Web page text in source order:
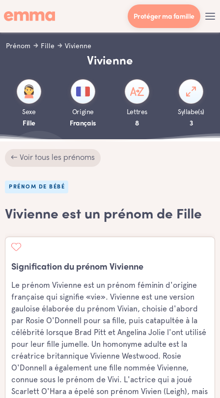
Protéger ma famille
Prénom Fille Vivienne
Vivienne
Sexe
Fille
Origine
Français
Lettres
8
Syllabe(s)
3
← Voir tous les prénoms
PRÉNOM DE BÉBÉ
Vivienne est un prénom de Fille
Signification du prénom Vivienne
Le prénom Vivienne est un prénom féminin d'origine
française qui signifie «vie». Vivienne est une version
gauloise élaborée du prénom Vivian, choisie d'abord
par Rosie O'Donnell pour sa fille, puis catapultée à la
célébrité lorsque Brad Pitt et Angelina Jolie l'ont utilisé
pour leur fille jumelle. Un homonyme adulte est la
créatrice britannique Vivienne Westwood. Rosie
O'Donnell a également une fille nommée Vivienne,
connue sous le prénom de Vivi. L'actrice qui a joué
Scarlett O'Hara a épelé son prénom Vivien (Leigh), mais